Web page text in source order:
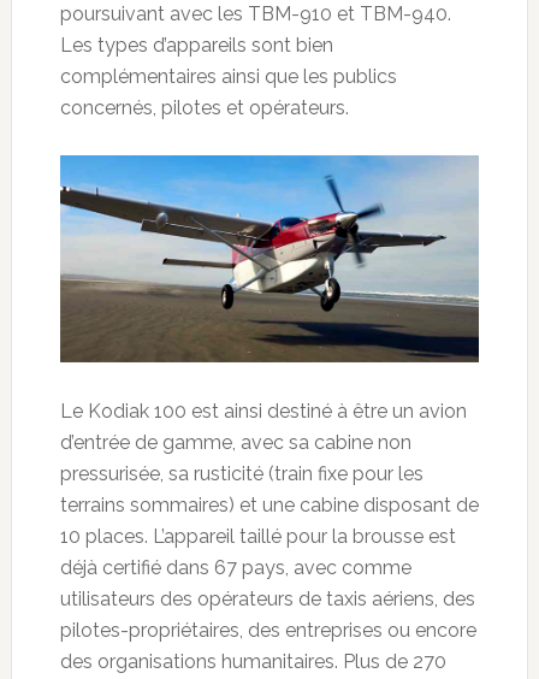
poursuivant avec les TBM-910 et TBM-940.
Les types d’appareils sont bien
complémentaires ainsi que les publics
concernés, pilotes et opérateurs.
Le Kodiak 100 est ainsi destiné à être un avion
d’entrée de gamme, avec sa cabine non
pressurisée, sa rusticité (train fixe pour les
terrains sommaires) et une cabine disposant de
10 places. L’appareil taillé pour la brousse est
déjà certifié dans 67 pays, avec comme
utilisateurs des opérateurs de taxis aériens, des
pilotes-propriétaires, des entreprises ou encore
des organisations humanitaires. Plus de 270